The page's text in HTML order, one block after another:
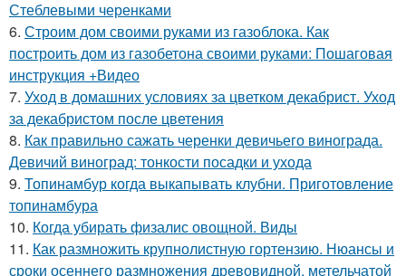
Стеблевыми черенками
6. Строим дом своими руками из газоблока. Как
построить дом из газобетона своими руками: Пошаговая
инструкция +Видео
7. Уход в домашних условиях за цветком декабрист. Уход
за декабристом после цветения
8. Как правильно сажать черенки девичьего винограда.
Девичий виноград: тонкости посадки и ухода
9. Топинамбур когда выкапывать клубни. Приготовление
топинамбура
10. Когда убирать физалис овощной. Виды
11. Как размножить крупнолистную гортензию. Нюансы и
сроки осеннего размножения древовидной, метельчатой